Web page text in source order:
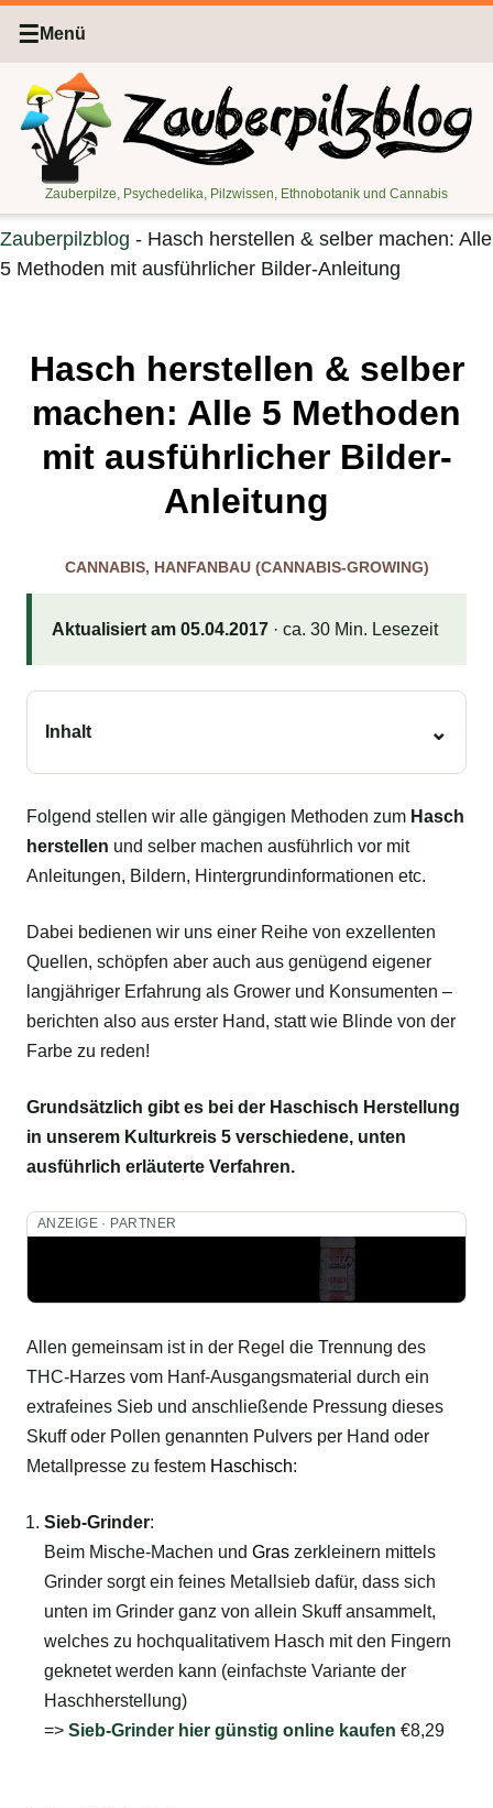
☰ Menü
Zauberpilze, Psychedelika, Pilzwissen, Ethnobotanik und Cannabis
Zauberpilzblog - Hasch herstellen & selber machen: Alle
5 Methoden mit ausführlicher Bilder-Anleitung
Hasch herstellen & selber
machen: Alle 5 Methoden
mit ausführlicher Bilder-
Anleitung
CANNABIS, HANFANBAU (CANNABIS-GROWING)
Aktualisiert am 05.04.2017· ca. 30 Min. Lesezeit
Inhalt
Folgend stellen wir alle gängigen Methoden zum Hasch
herstellen und selber machen ausführlich vor mit
Anleitungen, Bildern, Hintergrundinformationen etc.
Dabei bedienen wir uns einer Reihe von exzellenten
Quellen, schöpfen aber auch aus genügend eigener
langjähriger Erfahrung als Grower und Konsumenten –
berichten also aus erster Hand, statt wie Blinde von der
Farbe zu reden!
Grundsätzlich gibt es bei der Haschisch Herstellung
in unserem Kulturkreis 5 verschiedene, unten
ausführlich erläuterte Verfahren.
ANZEIGE · PARTNER
Allen gemeinsam ist in der Regel die Trennung des
THC-Harzes vom Hanf-Ausgangsmaterial durch ein
extrafeines Sieb und anschließende Pressung dieses
Skuff oder Pollen genannten Pulvers per Hand oder
Metallpresse zu festem Haschisch:
Sieb-Grinder:
Beim Mische-Machen und Gras zerkleinern mittels
Grinder sorgt ein feines Metallsieb dafür, dass sich
unten im Grinder ganz von allein Skuff ansammelt,
welches zu hochqualitativem Hasch mit den Fingern
geknetet werden kann (einfachste Variante der
Haschherstellung)
=> Sieb-Grinder hier günstig online kaufen €8,29